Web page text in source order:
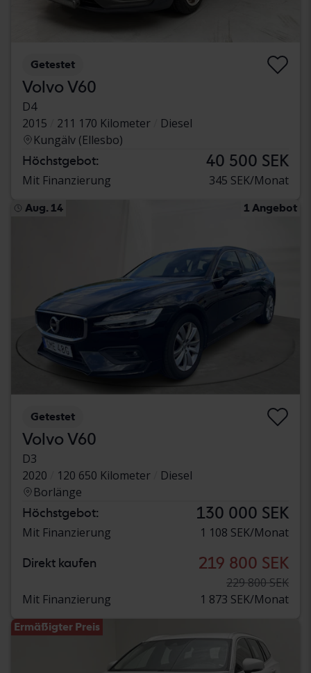
Getestet
Volvo V60
D4
2015
211 170 Kilometer
Diesel
Kungälv (Ellesbo)
Höchstgebot: 40 500 SEK
Mit Finanzierung 345 SEK/Monat
Aug. 14 1 Angebot
Getestet
Volvo V60
D3
2020
120 650 Kilometer
Diesel
Borlänge
Höchstgebot: 130 000 SEK
Mit Finanzierung 1 108 SEK/Monat
Direkt kaufen 219 800 SEK
229 800 SEK
Mit Finanzierung
1 873 SEK/Monat
Ermäßigter Preis